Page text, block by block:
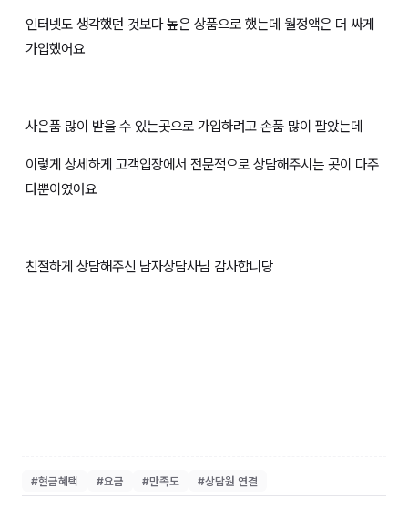
인터넷도 생각했던 것보다 높은 상품으로 했는데 월정액은 더 싸게
가입했어요
사은품 많이 받을 수 있는곳으로 가입하려고 손품 많이 팔았는데
이렇게 상세하게 고객입장에서 전문적으로 상담해주시는 곳이 다주
다뿐이였어요
친절하게 상담해주신 남자상담사님 감사합니당
#현금혜택 #요금 #만족도 #상담원 연결